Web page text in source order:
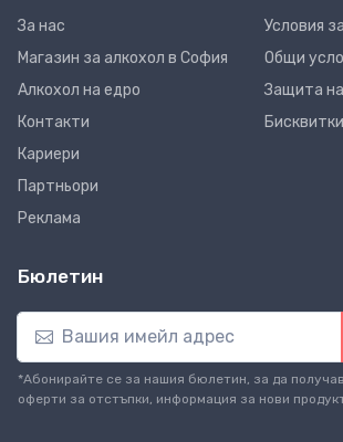
За нас
Магазин за алкохол в София
Алкохол на едро
Контакти
Кариери
Партньори
Реклама
Условия
Общи
Защита
Бисквитки
Бюлетин
*Абонирайте се за нашия бюлетин, за да
оферти за отстъпки, информация за нови